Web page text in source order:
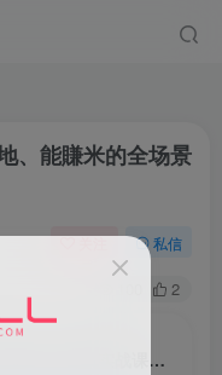
、能賺米的全场景
关注 私信
2
AI创变营，从0到1学AI，能落地、能賺米的全场景实战课（更新5月）